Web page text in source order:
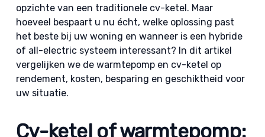
opzichte van een traditionele cv-ketel. Maar
hoeveel bespaart u nu écht, welke oplossing past
het beste bij uw woning en wanneer is een hybride
of all-electric systeem interessant? In dit artikel
vergelijken we de warmtepomp en cv-ketel op
rendement, kosten, besparing en geschiktheid voor
uw situatie.
Cv-ketel of warmtepomp: